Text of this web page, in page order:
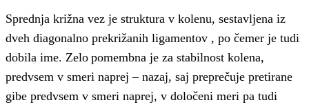
Sprednja križna vez je struktura v kolenu, sestavljena iz
dveh diagonalno prekrižanih ligamentov , po čemer je tudi
dobila ime. Zelo pomembna je za stabilnost kolena,
predvsem v smeri naprej – nazaj, saj preprečuje pretirane
gibe predvsem v smeri naprej, v določeni meri pa tudi